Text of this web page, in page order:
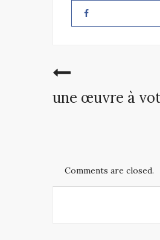
une œuvre à
Comments are closed.